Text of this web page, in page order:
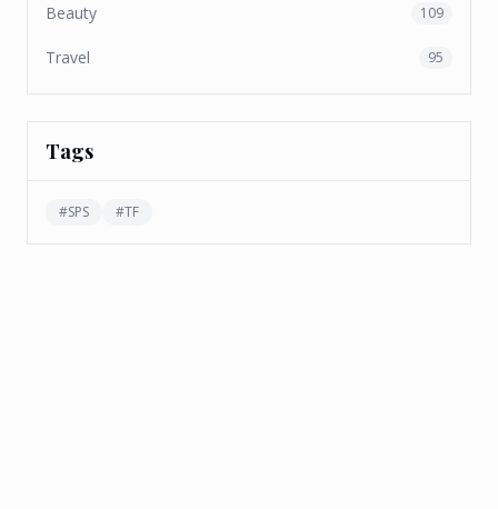
Beauty 109
Travel 95
Tags
#SPS #TF